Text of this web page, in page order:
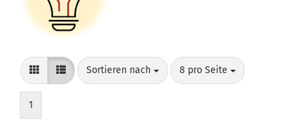
Sortieren nach
Sortieren nach 8 pro Seite
pro Seite
1